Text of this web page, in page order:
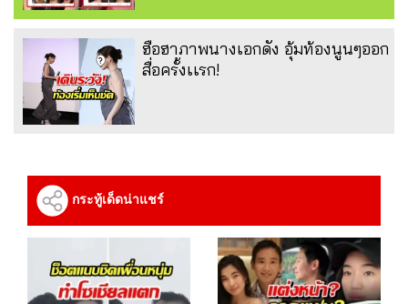
ฮือฮาภาพนางเอกดัง อุ้มท้องนูนๆออก
สื่อครั้งเเรก!
กระทู้เด็ดน่าแชร์